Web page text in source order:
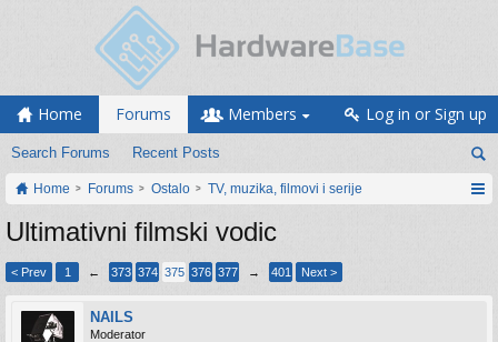
Home Forums
Search Forums Recent Posts
Members Log in or Sign up
Home Forums Ostalo TV, muzika, filmovi i serije
Ultimativni filmski vodic
< Prev 1 ← 373 374 375 376 377 → 401 Next >
NAILS
Moderator